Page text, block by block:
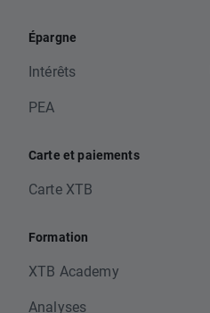
Épargne
Intérêts
PEA
Carte et paiements
Carte XTB
Formation
XTB Academy
Analyses